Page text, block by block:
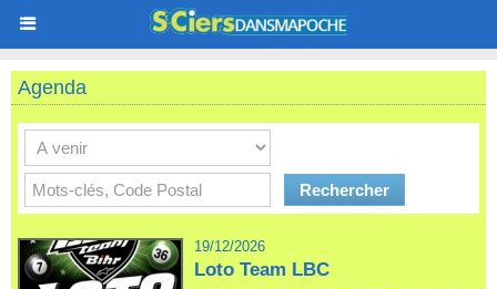
Agenda
19/12/2026
Loto Team LBC